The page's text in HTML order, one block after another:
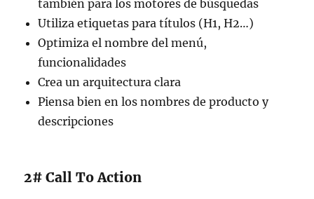
también para los motores de búsquedas
Utiliza etiquetas para títulos (H1, H2…)
Optimiza el nombre del menú,
funcionalidades
Crea un arquitectura clara
Piensa bien en los nombres de producto y
descripciones
2# Call To Action